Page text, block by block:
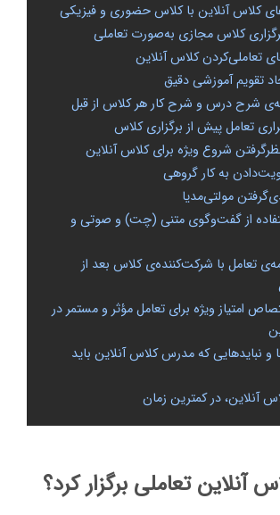
کلاس آنلاین با کلاس حضوری و فیزیکی
کلاس مجازی به‌صورت تعاملی
تعاملی‌کردن کلاس آنلاین
تقویم آموزشی دقیق
شرح درس و شرح کار هر کلاس از قبل
تعامل پیش از برگزاری کلاس
شروع ویژه برای کلاس آنلاین
به کار گروهی
مولتی‌مدیا
از گفت‌وگوی متنی (چت) و صوتی و
تعامل با شرکت‌کننده‌ی کلاس بعد از
امتیاز ویژه برای تعامل مؤثر و مستمر در
و نبایدهایی که مدرس کلاس آنلاین باید
آنلاین، در کمترین زمان
آنلاین تعاملی برگزار کرد؟